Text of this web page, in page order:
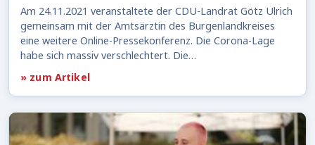
Am 24.11.2021 veranstaltete der CDU-Landrat Götz Ulrich
gemeinsam mit der Amtsärztin des Burgenlandkreises
eine weitere Online-Pressekonferenz. Die Corona-Lage
habe sich massiv verschlechtert. Die…
» zum Artikel